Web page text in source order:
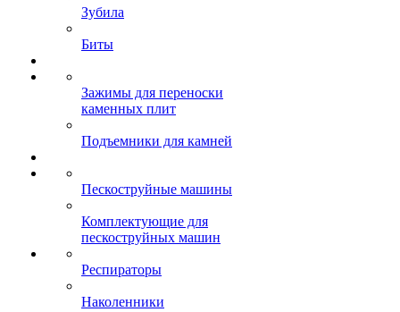
Зубила
Биты
Зажимы для переноски
каменных плит
Подъемники для камней
Пескоструйные машины
Комплектующие для
пескоструйных машин
Респираторы
Наколенники